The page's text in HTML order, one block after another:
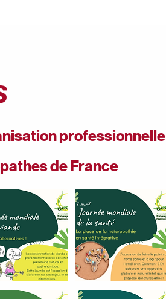
professionnelle
de France